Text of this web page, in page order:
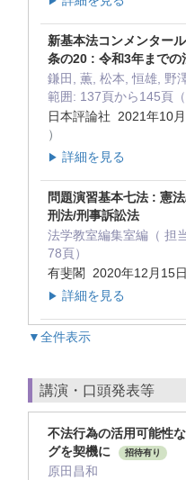
新基本法コンメンター
条の20 : 令和3年までの
鎌田, 薫, 松本, 恒雄, 野
範囲: 137頁から145頁
日本評論社 2021年10
）
▶ 詳細を見る
問題演習基本七法 : 憲
刑法/刑事訴訟法
法学教室編集室編（ 担
78頁）
有斐閣 2020年12月15
▶ 詳細を見る
▼全件表示
講演・口頭発表等
不法行為の活用可能性
グを契機に
招待有り
原田昌和